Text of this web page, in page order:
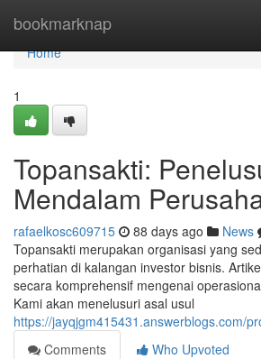
bookmarknap
Home
Home
1
Topansakti:
Mendalam
rafaelkosc609715 88 days ago News
Topansakti merupakan organisasi yang
perhatian di kalangan investor bisnis.
secara komprehensif mengenai
Kami akan menelusuri asal usul
https://jayqjgm415431.answerblogs.com/
Comments
Who Upvoted